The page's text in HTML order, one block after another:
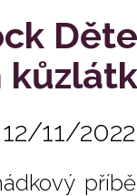
11/